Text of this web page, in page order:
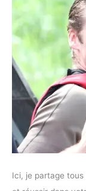
Ici, je partage